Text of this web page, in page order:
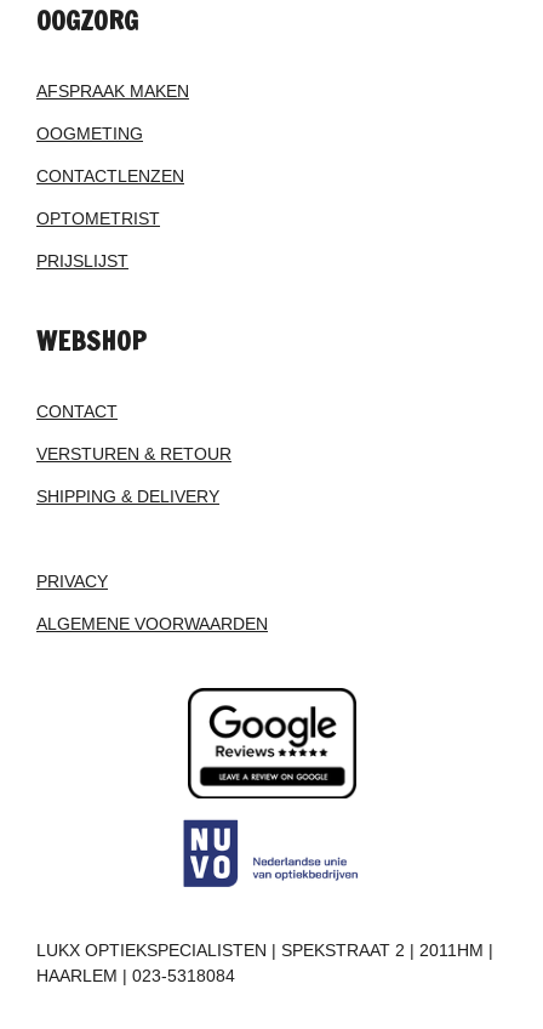
OOGZORG
AFSPRAAK MAKEN
OOGMETING
CONTACTLENZEN
OPTOMETRIST
PRIJSLIJST
WEBSHOP
CONTACT
VERSTUREN & RETOUR
SHIPPING & DELIVERY
PRIVACY
ALGEMENE VOORWAARDEN
LUKX OPTIEKSPECIALISTEN | SPEKSTRAAT 2 | 2011HM |
HAARLEM | 023-5318084